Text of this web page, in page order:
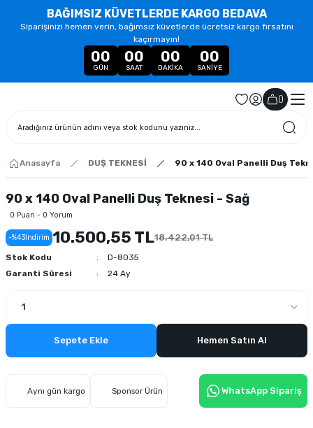
BAĞIMSIZ KÜVETLERDE KARGO BEDAVA
Siparişinizi hemen verin, bağımsız küvetlerde ücretsiz kargo fırsatını
kaçırmayın!
00
GÜN
00
SAAT
00
DAKIKA
00
SANIYE
()
Anasayfa DUŞ TEKNESİ 90 x 140 Oval Panelli Duş
90 x 140 Oval Panelli Duş Teknesi - Sağ
0 Puan - 0 Yorum
-%43İndirim 10.500,55 TL18.422,01 TL
Stok Kodu
D-8035
Garanti Süresi
24 Ay
Sepete Ekle Hemen Satın Al
Aynı gün kargo Sponsor Ürün WhatsApp Sipariş